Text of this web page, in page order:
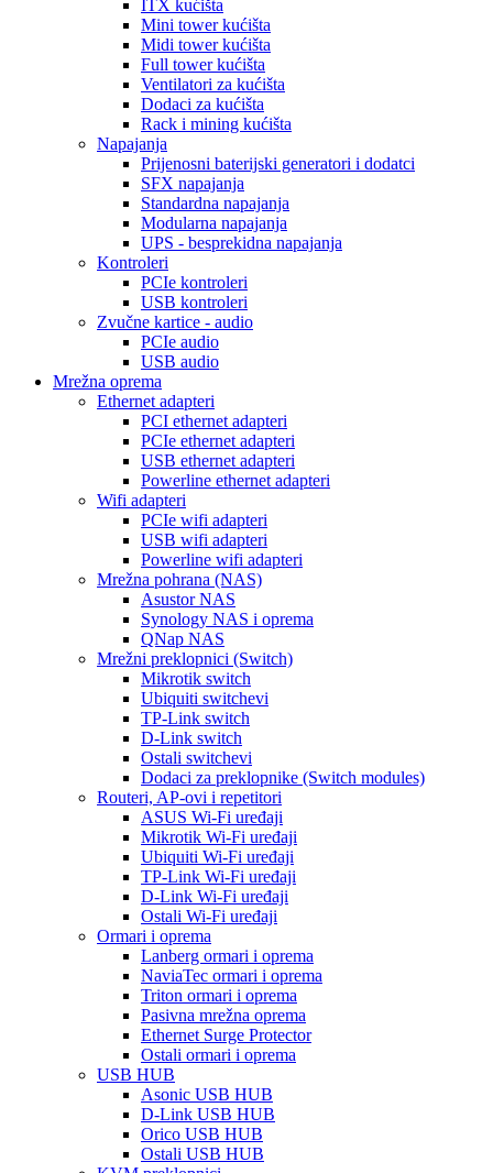
ITX kućišta
Mini tower kućišta
Midi tower kućišta
Full tower kućišta
Ventilatori za kućišta
Dodaci za kućišta
Rack i mining kućišta
Napajanja
Prijenosni baterijski generatori i dodatci
SFX napajanja
Standardna napajanja
Modularna napajanja
UPS - besprekidna napajanja
Kontroleri
PCIe kontroleri
USB kontroleri
Zvučne kartice - audio
PCIe audio
USB audio
Mrežna oprema
Ethernet adapteri
PCI ethernet adapteri
PCIe ethernet adapteri
USB ethernet adapteri
Powerline ethernet adapteri
Wifi adapteri
PCIe wifi adapteri
USB wifi adapteri
Powerline wifi adapteri
Mrežna pohrana (NAS)
Asustor NAS
Synology NAS i oprema
QNap NAS
Mrežni preklopnici (Switch)
Mikrotik switch
Ubiquiti switchevi
TP-Link switch
D-Link switch
Ostali switchevi
Dodaci za preklopnike (Switch modules)
Routeri, AP-ovi i repetitori
ASUS Wi-Fi uređaji
Mikrotik Wi-Fi uređaji
Ubiquiti Wi-Fi uređaji
TP-Link Wi-Fi uređaji
D-Link Wi-Fi uređaji
Ostali Wi-Fi uređaji
Ormari i oprema
Lanberg ormari i oprema
NaviaTec ormari i oprema
Triton ormari i oprema
Pasivna mrežna oprema
Ethernet Surge Protector
Ostali ormari i oprema
USB HUB
Asonic USB HUB
D-Link USB HUB
Orico USB HUB
Ostali USB HUB